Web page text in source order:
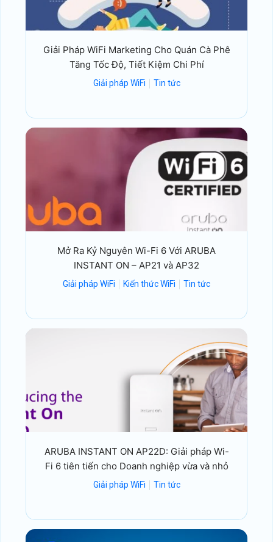
Giải Pháp WiFi Marketing Cho Quán Cà Phê
Tăng Tốc Độ, Tiết Kiệm Chi Phí
Giải pháp WiFi Tin tức
Mở Ra Kỷ Nguyên Wi-Fi 6 Với ARUBA
INSTANT ON – AP21 và AP32
Giải pháp WiFi Kiến thức WiFi Tin tức
ARUBA INSTANT ON AP22D: Giải pháp Wi-
Fi 6 tiên tiến cho Doanh nghiệp vừa và nhỏ
Giải pháp WiFi Tin tức